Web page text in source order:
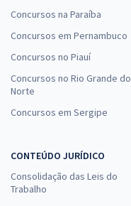
Concursos na Paraíba
Concursos em Pernambuco
Concursos no Piauí
Concursos no Rio Grande do
Norte
Concursos em Sergipe
CONTEÚDO JURÍDICO
Consolidação das Leis do
Trabalho